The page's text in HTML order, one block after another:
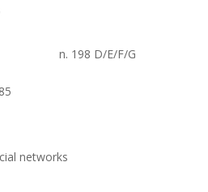
n. 198 D/E/F/G
networks